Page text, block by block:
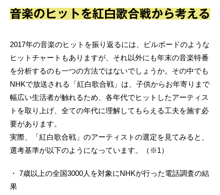
音楽のヒットを紅白歌合戦から考える
2017年の音楽のヒットを振り返るには、ビルボードのような
ヒットチャートもありますが、それ以外にも年末の音楽特番
を分析するのも一つの方法ではないでしょうか。その中でも
NHKで放送される「紅白歌合戦」は、子供からお年寄りまで
幅広い生活者が触れるため、各年代でヒットしたアーティス
トを取り上げ、全ての年代に理解してもらえる工夫を施す必
要があります。
実際、「紅白歌合戦」のアーティストの選定を見てみると、
選考基準が以下のようになっています。（※1）
・ 7歳以上の全国3000人を対象にNHKが行った電話調査の結
果